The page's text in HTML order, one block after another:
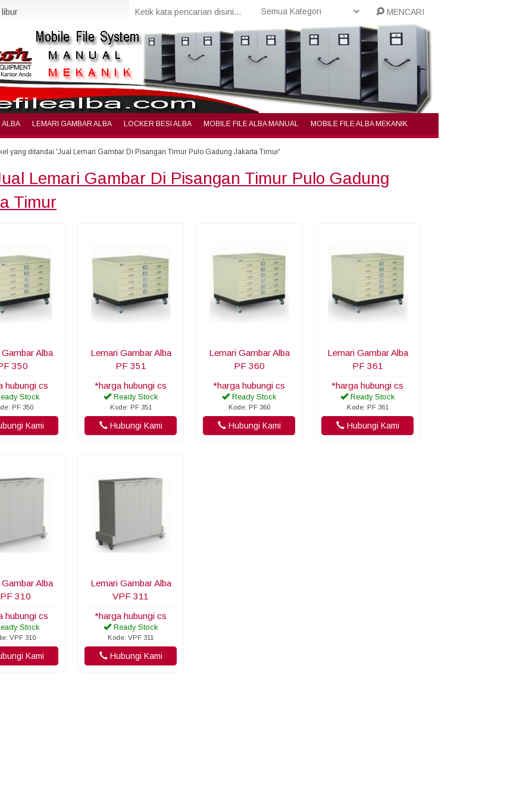
libur MENCARI
ALBA LEMARI GAMBAR ALBA LOCKER BESI ALBA MOBILE FILE ALBA MANUAL MOBILE FILE ALBA MEKANIK
yang ditandai 'Jual Lemari Gambar Di Pisangan Timur Pulo Gadung Jakarta Timur'
Lemari Gambar Di Pisangan Timur Pulo Gadung
Timur
Alba
350
hubungi cs
Stock
PF 350
Kami
Lemari Gambar Alba
PF 351
*harga hubungi cs
Ready Stock
Kode: PF 351
Hubungi Kami
Lemari Gambar Alba
PF 360
*harga hubungi cs
Ready Stock
Kode: PF 360
Hubungi Kami
Lemari Gambar Alba
PF 361
*harga hubungi cs
Ready Stock
Kode: PF 361
Hubungi Kami
Alba
310
hubungi cs
Stock
VPF 310
Kami
Lemari Gambar Alba
VPF 311
*harga hubungi cs
Ready Stock
Kode: VPF 311
Hubungi Kami